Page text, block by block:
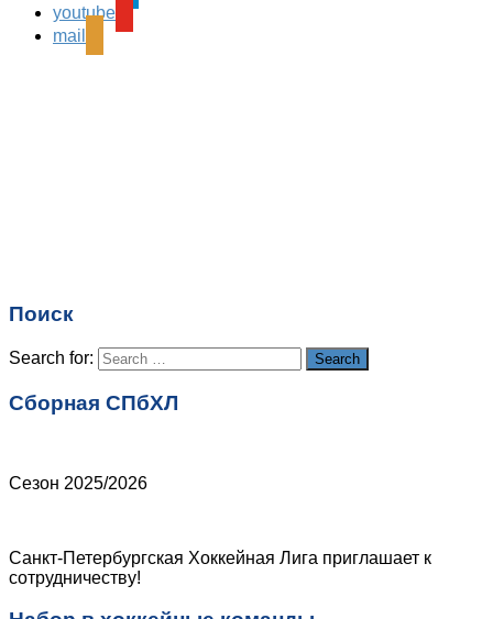
Ваш адрес email не будет опубликован.
поля помечены
youtube
mail
Поиск
Search for: Search
Сборная СПбХЛ
Сезон 2025/2026
Санкт-Петербургская Хоккейная Лига приглашает к
сотрудничеству!